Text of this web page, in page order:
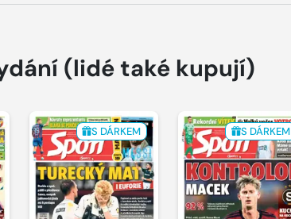
(lidé také kupují)
S DÁRKEM S DÁRKEM